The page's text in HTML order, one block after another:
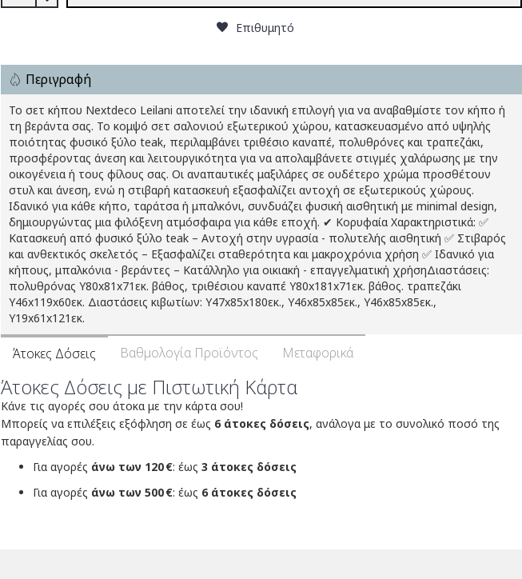
Επιθυμητό
Περιγραφή
Το σετ κήπου Nextdeco Leilani αποτελεί την ιδανική επιλογή για να αναβαθμίστε τον κήπο ή
τη βεράντα σας. Το κομψό σετ σαλονιού εξωτερικού χώρου, κατασκευασμένο από υψηλής
ποιότητας φυσικό ξύλο teak, περιλαμβάνει τριθέσιο καναπέ, πολυθρόνες και τραπεζάκι,
προσφέροντας άνεση και λειτουργικότητα για να απολαμβάνετε στιγμές χαλάρωσης με την
οικογένεια ή τους φίλους σας. Οι αναπαυτικές μαξιλάρες σε ουδέτερο χρώμα προσθέτουν
στυλ και άνεση, ενώ η στιβαρή κατασκευή εξασφαλίζει αντοχή σε εξωτερικούς χώρους.
Ιδανικό για κάθε κήπο, ταράτσα ή μπαλκόνι, συνδυάζει φυσική αισθητική με minimal design,
δημιουργώντας μια φιλόξενη ατμόσφαιρα για κάθε εποχή. ✔ Κορυφαία Χαρακτηριστικά: ✅
Κατασκευή από φυσικό ξύλο teak – Αντοχή στην υγρασία - πολυτελής αισθητική ✅ Στιβαρός
και ανθεκτικός σκελετός – Εξασφαλίζει σταθερότητα και μακροχρόνια χρήση ✅ Ιδανικό για
κήπους, μπαλκόνια - βεράντες – Κατάλληλο για οικιακή - επαγγελματική χρήσηΔιαστάσεις:
πολυθρόνας Υ80x81x71εκ. βάθος, τριθέσιου καναπέ Υ80x181x71εκ. βάθος. τραπεζάκι
Υ46x119x60εκ. Διαστάσεις κιβωτίων: Υ47x85x180εκ., Υ46x85x85εκ., Υ46x85x85εκ.,
Υ19x61x121εκ.
Άτοκες Δόσεις Βαθμολογία Προϊόντος Μεταφορικά
Άτοκες Δόσεις με Πιστωτική Κάρτα
Κάνε τις αγορές σου άτοκα με την κάρτα σου!
Μπορείς να επιλέξεις εξόφληση σε έως 6 άτοκες δόσεις, ανάλογα με το συνολικό ποσό της
παραγγελίας σου.
Για αγορές άνω των 120 €: έως 3 άτοκες δόσεις
Για αγορές άνω των 500 €: έως 6 άτοκες δόσεις